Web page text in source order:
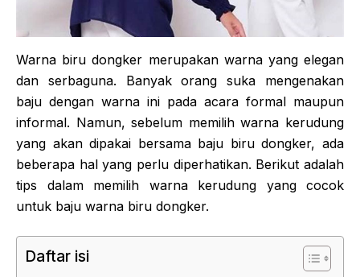
Warna biru dongker merupakan warna yang elegan
dan serbaguna. Banyak orang suka mengenakan
baju dengan warna ini pada acara formal maupun
informal. Namun, sebelum memilih warna kerudung
yang akan dipakai bersama baju biru dongker, ada
beberapa hal yang perlu diperhatikan. Berikut adalah
tips dalam memilih warna kerudung yang cocok
untuk baju warna biru dongker.
Daftar isi